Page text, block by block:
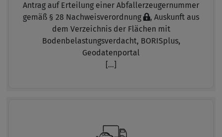
Antrag auf Erteilung einer Abfallerzeugernummer
gemäß § 28 Nachweisverordnung
, Auskunft aus
dem Verzeichnis der Flächen mit
Bodenbelastungsverdacht, BORISplus,
Geodatenportal
[...]